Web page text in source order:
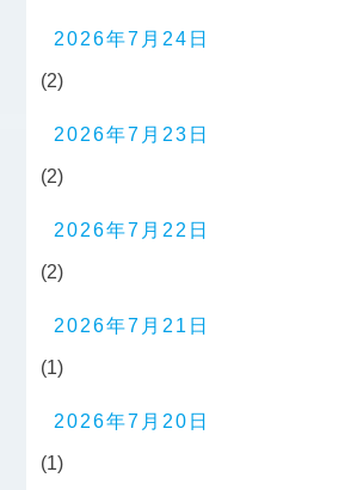
2026年7月24日
(2)
2026年7月23日
(2)
2026年7月22日
(2)
2026年7月21日
(1)
2026年7月20日
(1)